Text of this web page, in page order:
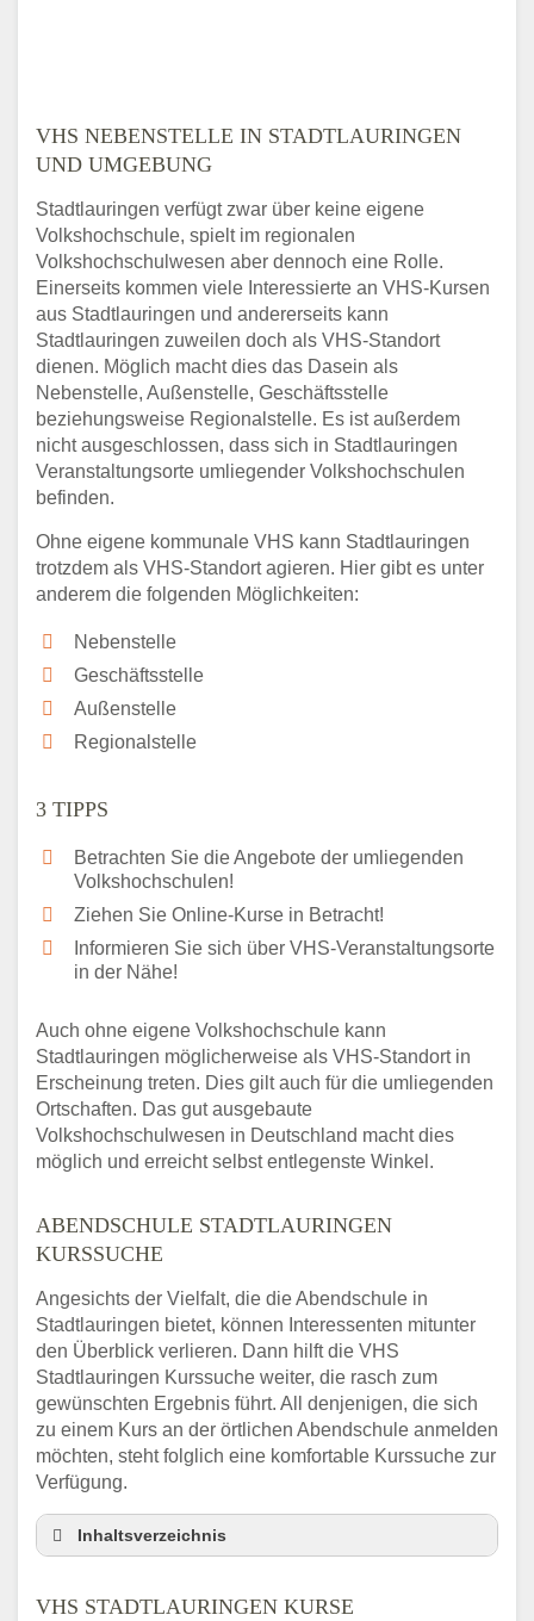
VHS NEBENSTELLE IN STADTLAURINGEN
UND UMGEBUNG
Stadtlauringen verfügt zwar über keine eigene
Volkshochschule, spielt im regionalen
Volkshochschulwesen aber dennoch eine Rolle.
Einerseits kommen viele Interessierte an VHS-Kursen
aus Stadtlauringen und andererseits kann
Stadtlauringen zuweilen doch als VHS-Standort
dienen. Möglich macht dies das Dasein als
Nebenstelle, Außenstelle, Geschäftsstelle
beziehungsweise Regionalstelle. Es ist außerdem
nicht ausgeschlossen, dass sich in Stadtlauringen
Veranstaltungsorte umliegender Volkshochschulen
befinden.
Ohne eigene kommunale VHS kann Stadtlauringen
trotzdem als VHS-Standort agieren. Hier gibt es unter
anderem die folgenden Möglichkeiten:
Nebenstelle
Geschäftsstelle
Außenstelle
Regionalstelle
3 TIPPS
Betrachten Sie die Angebote der umliegenden
Volkshochschulen!
Ziehen Sie Online-Kurse in Betracht!
Informieren Sie sich über VHS-Veranstaltungsorte
in der Nähe!
Auch ohne eigene Volkshochschule kann
Stadtlauringen möglicherweise als VHS-Standort in
Erscheinung treten. Dies gilt auch für die umliegenden
Ortschaften. Das gut ausgebaute
Volkshochschulwesen in Deutschland macht dies
möglich und erreicht selbst entlegenste Winkel.
ABENDSCHULE STADTLAURINGEN
KURSSUCHE
Angesichts der Vielfalt, die die Abendschule in
Stadtlauringen bietet, können Interessenten mitunter
den Überblick verlieren. Dann hilft die VHS
Stadtlauringen Kurssuche weiter, die rasch zum
gewünschten Ergebnis führt. All denjenigen, die sich
zu einem Kurs an der örtlichen Abendschule anmelden
möchten, steht folglich eine komfortable Kurssuche zur
Verfügung.
Inhaltsverzeichnis
Umgebung
VHS STADTLAURINGEN KURSE